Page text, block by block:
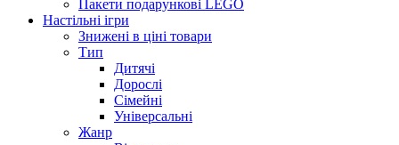
Пакети подарункові LEGO
Настільні ігри
Знижені в ціні товари
Тип
Дитячі
Дорослі
Сімейні
Універсальні
Жанр